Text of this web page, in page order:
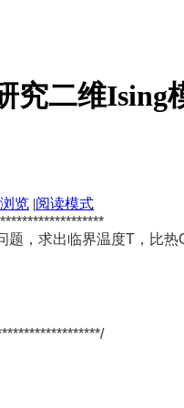
究二维Ising
览 |阅读模式
题，求出临界温度T，比热